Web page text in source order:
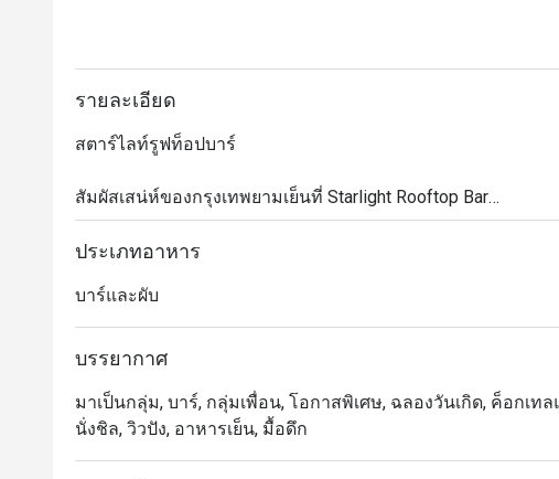
รายละเอียด
สตาร์ไลท์รูฟท็อปบาร์
สัมผัสเสน่ห์ของกรุงเทพยามเย็นที่ Starlight Rooftop Bar
ค้นพบความลงตัวระหว่างชีวิตในเมืองอันคึกคักและค่ำคืนที่เงียบ
Bar บนชั้นดาดฟ้าเหนือถนนสุรวงศ์ ที่นี่มอบวิวอันงดงามของเมือ
ดื่มด่ำไปกับค็อกเทลสูตรพิเศษที่ได้แรงบันดาลใจจากความเป็นไ
สัณห์ สนธิ เมนูซิกเนเจอร์อย่าง Bangkok Night, Malai และ
ไม่ว่าคุณจะต้องการนั่งชมพระอาทิตย์ตกดินหรือสัมผัสชีวิตยามค่ำ
Bar คือประตูสู่เสน่ห์ของกรุงเทพ ผสมผสานความหรูหรามีสไต
ประเภทอาหาร
บาร์และผับ
บรรยากาศ
มาเป็นกลุ่ม, บาร์, กลุ่มเพื่อน, โอกาสพิเศษ, ฉลองวันเกิด, ค็อกเท
นั่งชิล, วิวปัง, อาหารเย็น, มื้อดึก